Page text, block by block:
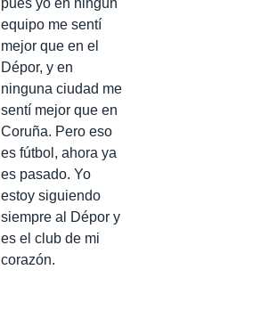
equipo me sentí
mejor que en el
Dépor, y en
ninguna ciudad me
sentí mejor que en
Coruña. Pero eso
es fútbol, ahora ya
es pasado. Yo
estoy siguiendo
siempre al Dépor y
es el club de mi
corazón.